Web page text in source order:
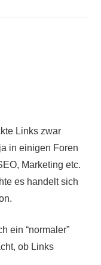
Links zwar
in einigen Foren
Marketing etc.
es handelt sich
ein “normaler”
ob Links